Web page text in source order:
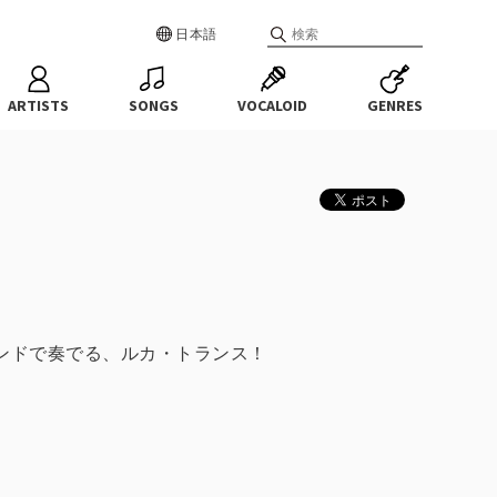
日本語
ARTISTS SONGS VOCALOID GENRES
で奏でる、ルカ・トランス！